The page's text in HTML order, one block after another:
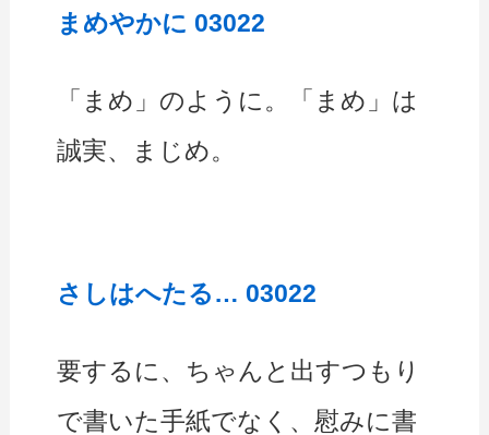
まめやかに 03022
「まめ」のように。「まめ」は
誠実、まじめ。
さしはへたる… 03022
要するに、ちゃんと出すつもり
で書いた手紙でなく、慰みに書